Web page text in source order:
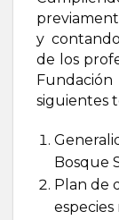
y
de los
siguientes
Bosque
Plan de
especies